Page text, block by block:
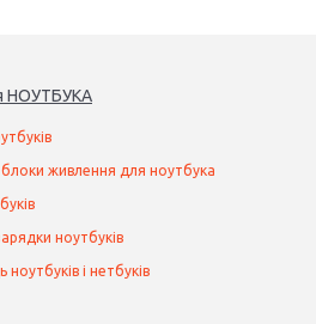
НОУТБУКА
блоки живлення для ноутбука
ноутбуків
і нетбуків